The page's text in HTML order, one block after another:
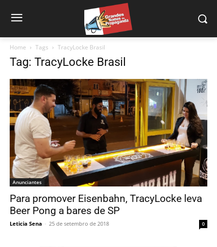
Home Tags TracyLocke Brasil
Tag: TracyLocke Brasil
Anunciantes
Para promover Eisenbahn, TracyLocke leva
Beer Pong a bares de SP
Leticia Sena - 25 de setembro de 2018 0